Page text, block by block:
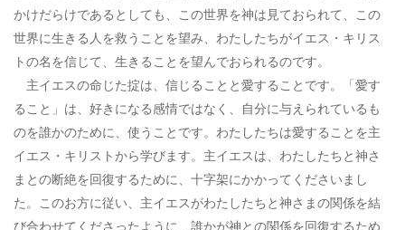
かけだらけであるとしても、この世界を神は見ておられて、この
世界に生きる人を救うことを望み、わたしたちがイエス・キリス
トの名を信じて、生きることを望んでおられるのです。
主イエスの命じた掟は、信じることと愛することです。「愛す
ること」は、好きになる感情ではなく、自分に与えられているも
のを誰かのために、使うことです。わたしたちは愛することを主
イエス・キリストから学びます。主イエスは、わたしたちと神さ
まとの断絶を回復するために、十字架にかかってくださいまし
た。このお方に従い、主イエスがわたしたちと神さまの関係を結
び合わせてくださったように、誰かが神との関係を回復するため